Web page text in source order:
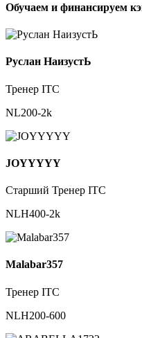
Обучаем и финансируем
Руслан НаизустЬ
Тренер ITC
NL200-2k
JOYYYYY
Старший Тренер ITC
NLH400-2k
Malabar357
Тренер ITC
NLH200-600